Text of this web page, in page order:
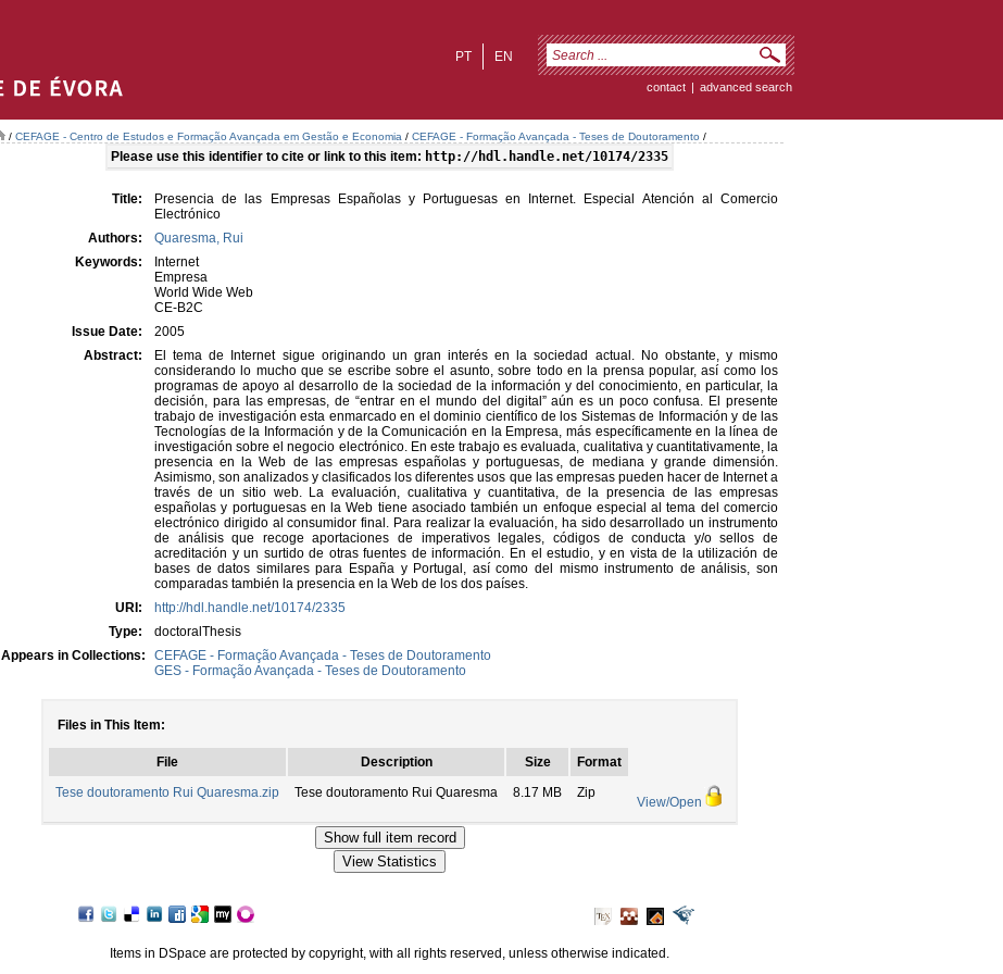
EN
PT
contact | advanced search
/ CEFAGE - Centro de Estudos e Formação Avançada em Gestão e Economia / CEFAGE - Formação Avançada - Teses de Doutoramento /
Please use this identifier to cite or link to this item: http://hdl.handle.net/10174/2335
Title:
Presencia de las Empresas Españolas y Portuguesas en Internet. Especial Atención al Comercio
Electrónico
Authors:
Quaresma, Rui
Keywords:
Internet
Empresa
World Wide Web
CE-B2C
Issue Date:
2005
Abstract:
El tema de Internet sigue originando un gran interés en la sociedad actual. No obstante, y mismo
considerando lo mucho que se escribe sobre el asunto, sobre todo en la prensa popular, así como los
programas de apoyo al desarrollo de la sociedad de la información y del conocimiento, en particular, la
decisión, para las empresas, de “entrar en el mundo del digital” aún es un poco confusa. El presente
trabajo de investigación esta enmarcado en el dominio científico de los Sistemas de Información y de las
Tecnologías de la Información y de la Comunicación en la Empresa, más específicamente en la línea de
investigación sobre el negocio electrónico. En este trabajo es evaluada, cualitativa y cuantitativamente, la
presencia en la Web de las empresas españolas y portuguesas, de mediana y grande dimensión.
Asimismo, son analizados y clasificados los diferentes usos que las empresas pueden hacer de Internet a
través de un sitio web. La evaluación, cualitativa y cuantitativa, de la presencia de las empresas
españolas y portuguesas en la Web tiene asociado también un enfoque especial al tema del comercio
electrónico dirigido al consumidor final. Para realizar la evaluación, ha sido desarrollado un instrumento
de análisis que recoge aportaciones de imperativos legales, códigos de conducta y/o sellos de
acreditación y un surtido de otras fuentes de información. En el estudio, y en vista de la utilización de
bases de datos similares para España y Portugal, así como del mismo instrumento de análisis, son
comparadas también la presencia en la Web de los dos países.
URI:
http://hdl.handle.net/10174/2335
Type:
doctoralThesis
Appears in Collections:
CEFAGE - Formação Avançada - Teses de Doutoramento
GES - Formação Avançada - Teses de Doutoramento
Files in This Item:
File Description Size
Format
Tese doutoramento Rui Quaresma.zip
Tese doutoramento Rui Quaresma 8.17 MB Zip
View/Open
Items in DSpace are protected by copyright, with all rights reserved, unless otherwise indicated.